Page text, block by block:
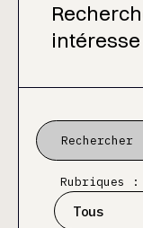
intéresse
Rubriques :